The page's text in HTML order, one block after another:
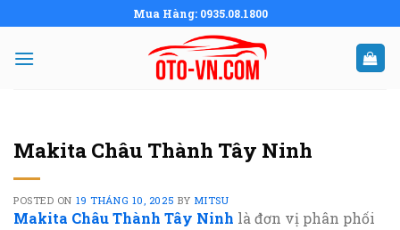
to
content
Mua Hàng: 0935.08.1800
Makita Châu Thành Tây Ninh
POSTED ON 19 THÁNG 10, 2025 BY MITSU
Makita Châu Thành Tây Ninh là đơn vị phân phối